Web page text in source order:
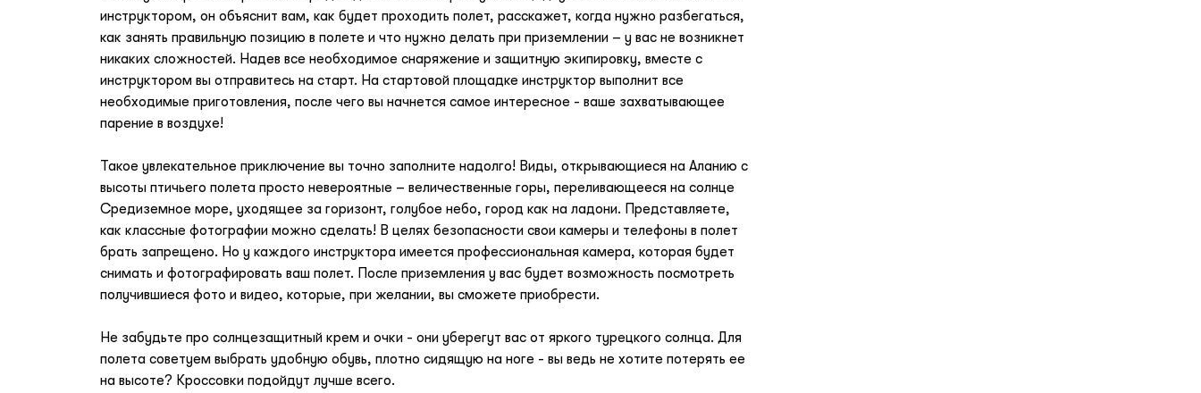
инструктором, он объяснит вам, как будет проходить полет, расскажет, когда нужно разбегаться,
как занять правильную позицию в полете и что нужно делать при приземлении – у вас не возникнет
никаких сложностей. Надев все необходимое снаряжение и защитную экипировку, вместе с
инструктором вы отправитесь на старт. На стартовой площадке инструктор выполнит все
необходимые приготовления, после чего вы начнется самое интересное - ваше захватывающее
парение в воздухе!
Такое увлекательное приключение вы точно заполните надолго! Виды, открывающиеся на Аланию с
высоты птичьего полета просто невероятные – величественные горы, переливающееся на солнце
Средиземное море, уходящее за горизонт, голубое небо, город как на ладони. Представляете,
как классные фотографии можно сделать! В целях безопасности свои камеры и телефоны в полет
брать запрещено. Но у каждого инструктора имеется профессиональная камера, которая будет
снимать и фотографировать ваш полет. После приземления у вас будет возможность посмотреть
получившиеся фото и видео, которые, при желании, вы сможете приобрести.
Не забудьте про солнцезащитный крем и очки - они уберегут вас от яркого турецкого солнца. Для
полета советуем выбрать удобную обувь, плотно сидящую на ноге - вы ведь не хотите потерять ее
на высоте? Кроссовки подойдут лучше всего.